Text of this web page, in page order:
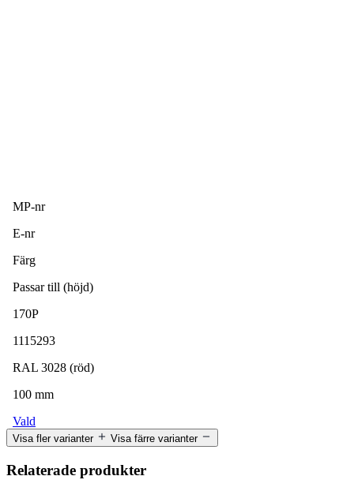
MP-nr
E-nr
Färg
Passar till (höjd)
170P
1115293
RAL 3028 (röd)
100 mm
Vald
Visa fler varianter Visa färre varianter
Relaterade produkter